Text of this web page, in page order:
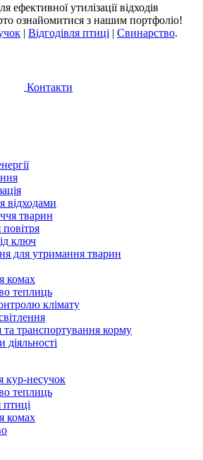
утилізації відходів
ознайомитися з нашим портфоліо!
| Відгодівля птиці | Свинарство.
Контакти
відходами
тварин
ключ
для утримання тварин
комах
теплиць
клімату
та транспортування корму
кур-несучок
теплиць
птиці
комах